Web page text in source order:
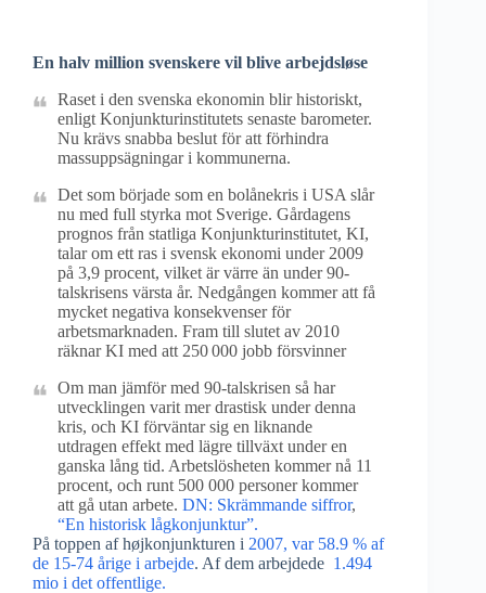
En halv million svenskere vil blive arbejdsløse
Raset i den svenska ekonomin blir historiskt,
enligt Konjunkturinstitutets senaste barometer.
Nu krävs snabba beslut för att förhindra
massuppsägningar i kommunerna.
Det som började som en bolånekris i USA slår
nu med full styrka mot Sverige. Gårdagens
prognos från statliga Konjunkturinstitutet, KI,
talar om ett ras i svensk ekonomi under 2009
på 3,9 procent, vilket är värre än under 90-
talskrisens värsta år. Nedgången kommer att få
mycket negativa konsekvenser för
arbetsmarknaden. Fram till slutet av 2010
räknar KI med att 250 000 jobb försvinner
Om man jämför med 90-talskrisen så har
utvecklingen varit mer drastisk under denna
kris, och KI förväntar sig en liknande
utdragen effekt med lägre tillväxt under en
ganska lång tid. Arbetslösheten kommer nå 11
procent, och runt 500 000 personer kommer
att gå utan arbete. DN: Skrämmande siffror,
“En historisk lågkonjunktur”.
På toppen af højkonjunkturen i 2007, var 58.9 % af
de 15-74 årige i arbejde. Af dem arbejdede 1.494
mio i det offentlige.